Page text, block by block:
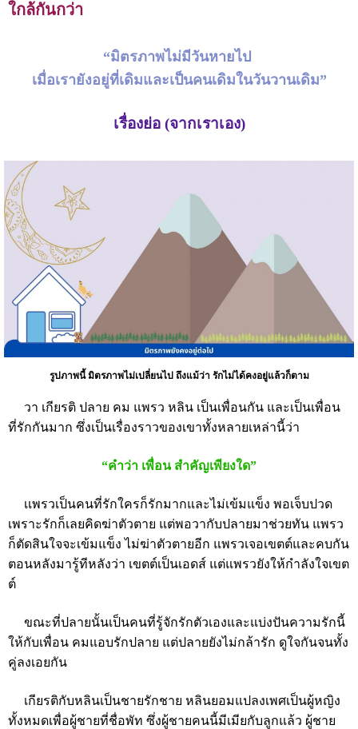
ใกล้กันกว่า
“มิตรภาพไม่มีวันหายไป
เมื่อเรายังอยู่ที่เดิมและเป็นคนเดิมในวันวานเดิม”
เรื่องย่อ (จากเราเอง)
รูปภาพนี้ มิตรภาพไม่เปลี่ยนไป ถึงแม้ว่า รักไม่ได้คงอยู่แล้วก็ตาม
วา เกียรติ ปลาย คม แพรว หลิน เป็นเพื่อนกัน และเป็นเพื่อน
ที่รักกันมาก ซึ่งเป็นเรื่องราวของเขาทั้งหลายเหล่านี้ว่า
“คำว่า เพื่อน สำคัญเพียงใด”
เเพรวเป็นคนที่รักใครก็รักมากและไม่เข้มแข็ง พอเจ็บปวด
เพราะรักก็เลยคิดฆ่าตัวตาย แต่พอวากับปลายมาช่วยทัน แพรว
ก็ตัดสินใจจะเข้มแข็ง ไม่ฆ่าตัวตายอีก แพรวเจอเขตต์และคบกัน
ตอนหลังมารู้ทีหลังว่า เขตต์เป็นเอดส์ แต่แพรวยังให้กำลังใจเขต
ต์
ขณะที่ปลายนั้นเป็นคนที่รู้จักรักตัวเองและแบ่งปันความรักนี้
ให้กับเพื่อน คมแอบรักปลาย แต่ปลายยังไม่กล้ารัก ดูใจกันจนทั้ง
คู่ลงเอยกัน
เกียรติกับหลินเป็นชายรักชาย หลินยอมแปลงเพศเป็นผู้หญิง
ทั้งหมดเพื่อผู้ชายที่ชื่อพัท ซึ่งผู้ชายคนนี้มีเมียกับลูกแล้ว ผู้ชาย